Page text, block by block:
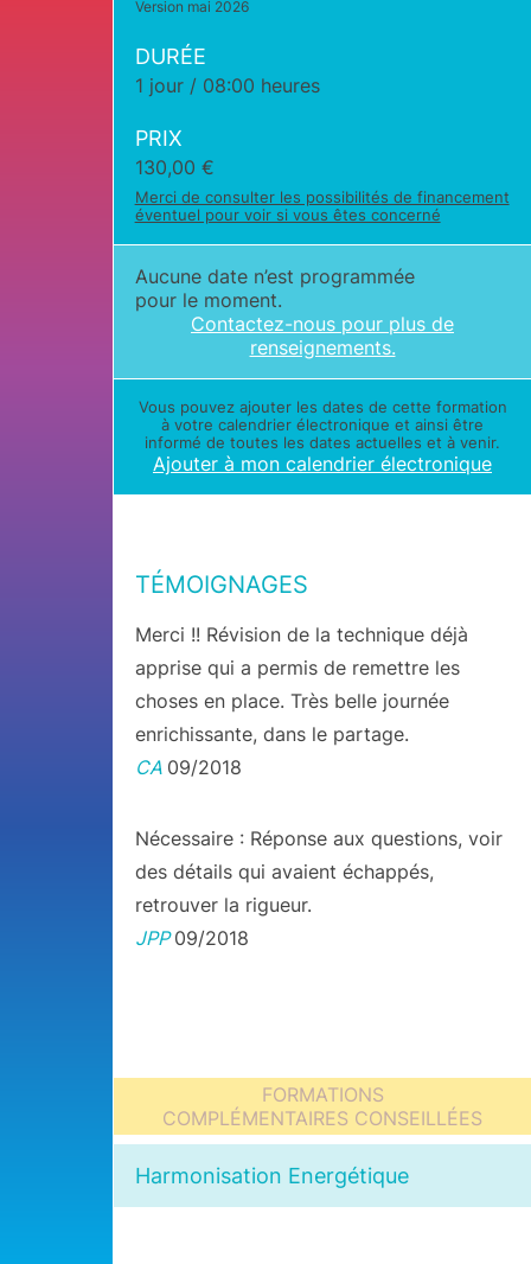
Version mai 2026
DURÉE
1 jour / 08:00 heures
PRIX
130,00 €
Merci de consulter les possibilités de financement
éventuel pour voir si vous êtes concerné
Aucune date n’est programmée
pour le moment.
Contactez-nous pour plus de
renseignements.
Vous pouvez ajouter les dates de cette formation
à votre calendrier électronique et ainsi être
informé de toutes les dates actuelles et à venir.
Ajouter à mon calendrier électronique
TÉMOIGNAGES
Merci !! Révision de la technique déjà
apprise qui a permis de remettre les
choses en place. Très belle journée
enrichissante, dans le partage.
CA 09/2018
Nécessaire : Réponse aux questions, voir
des détails qui avaient échappés,
retrouver la rigueur.
JPP09/2018
FORMATIONS
COMPLÉMENTAIRES CONSEILLÉES
Harmonisation Energétique